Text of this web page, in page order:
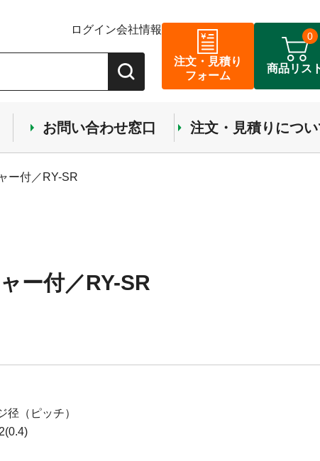
ログイン会社情報
注文・見積り
フォーム
商品リス
0
お問い合わせ窓口 注文・見積りにつ
ー付／RY-SR
ー付／RY-SR
径（ピッチ）